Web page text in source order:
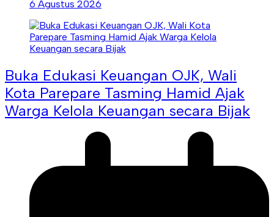
6 Agustus 2026
Buka Edukasi Keuangan OJK, Wali
Kota Parepare Tasming Hamid Ajak
Warga Kelola Keuangan secara Bijak